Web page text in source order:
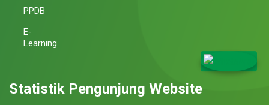
PPDB
E-
Learning
Statistik Pengunjung Website